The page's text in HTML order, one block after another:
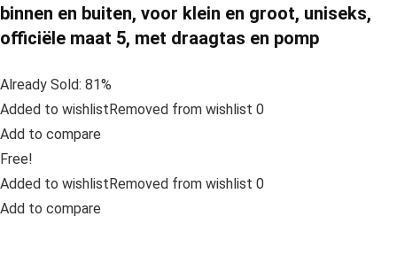
binnen en buiten, voor klein en groot, uniseks,
officiële maat 5, met draagtas en pomp
Already Sold: 81%
Added to wishlistRemoved from wishlist 0
Add to compare
Free!
Added to wishlistRemoved from wishlist 0
Add to compare